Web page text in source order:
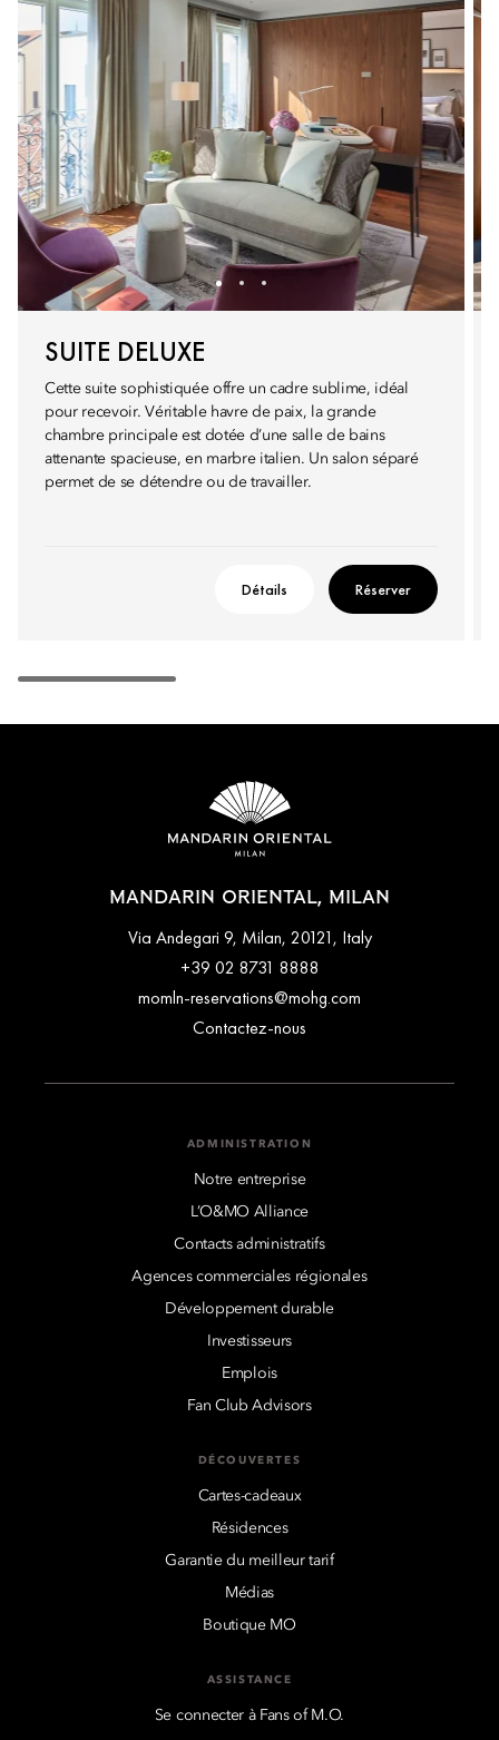
SUITE DELUXE
Cette suite sophistiquée offre un cadre sublime, idéal
pour recevoir. Véritable havre de paix, la grande
chambre principale est dotée d’une salle de bains
attenante spacieuse, en marbre italien. Un salon séparé
permet de se détendre ou de travailler.
Détails Réserver
MANDARIN ORIENTAL, MILAN
Via Andegari 9, Milan, 20121, Italy
+39 02 8731 8888
momln-reservations@mohg.com
Contactez-nous
ADMINISTRATION
Notre entreprise
L’O&MO Alliance
Contacts administratifs
Agences commerciales régionales
Développement durable
Investisseurs
Emplois
Fan Club Advisors
DÉCOUVERTES
Cartes-cadeaux
Résidences
Garantie du meilleur tarif
Médias
Boutique MO
ASSISTANCE
Se connecter à Fans of M.O.